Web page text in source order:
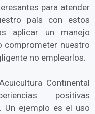
para atender
país con estos
aplicar un manejo
comprometer nuestro
no emplearlos.
Continental
positivas
Un ejemplo es el uso